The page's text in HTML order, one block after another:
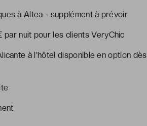
à Altea - supplément à prévoir
par nuit pour les clients VeryChic
à l'hôtel disponible en option dès